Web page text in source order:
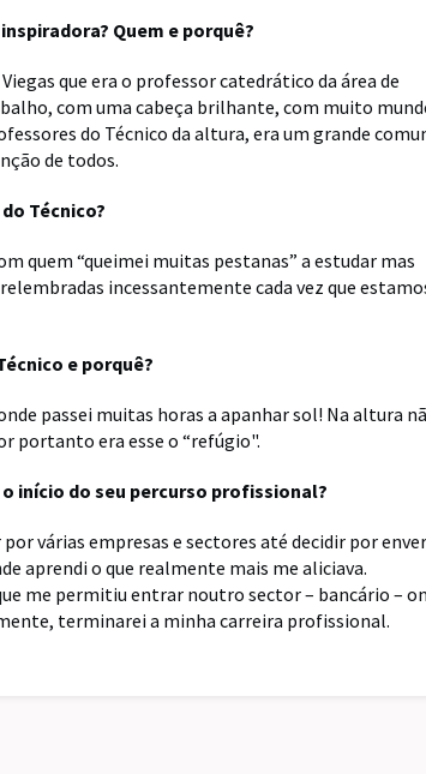
Quem e porquê?
que era o professor catedrático da área de
com uma cabeça brilhante, com muito
do Técnico da altura, era um grande
de todos.
Técnico?
quem “queimei muitas pestanas” a estudar mas
incessantemente cada vez que
e porquê?
passei muitas horas a apanhar sol! Na altura
portanto era esse o “refúgio".
início do seu percurso profissional?
várias empresas e sectores até decidir por
aprendi o que realmente mais me aliciava.
me permitiu entrar noutro sector – bancário –
terminarei a minha carreira profissional.